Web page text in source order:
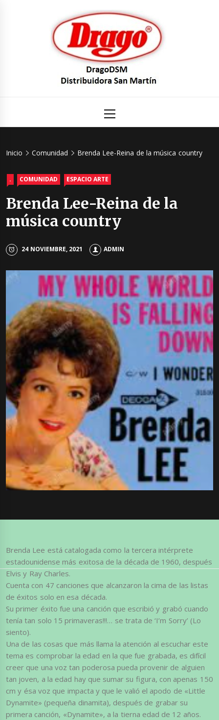
San
principal
Inicio Comunidad Brenda Lee-Reina de la música country
. COMUNIDAD ESPACIO ARTE
Brenda Lee-Reina de la
música country
24 NOVIEMBRE, 2021 ADMIN
Brenda Lee está catalogada como la tercera intérprete
estadounidense más exitosa de la década de 1960, después
Elvis y Ray Charles.
Cuenta con 47 canciones que alcanzaron la cima de las listas
de éxitos solo en esa década.
Su primer éxito fue una canción que escribió y grabó cuando
tenía tan solo 15 primaveras!!!… se trata de ‘I’m Sorry’ (Lo
siento).
Una de las cosas que más llama la atención al escuchar este
tema es comprobar la edad en la que fue grabada, es difícil
creer que una voz tan poderosa pueda provenir de alguien
tan joven, a la edad hay que sumar su figura, con apenas 150
cm y ésa voz que impacta y que le valió el apodo de «Little
Dynamite» (pequeña dinamita), después de grabar su
primera canción, «Dynamite», a la tierna edad de 12 años.